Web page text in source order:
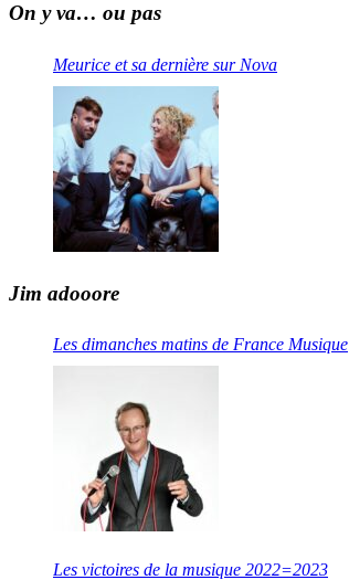
On y va… ou pas
Meurice et sa dernière sur Nova
Jim adooore
Les dimanches matins de France Musique
Les victoires de la musique 2022=2023